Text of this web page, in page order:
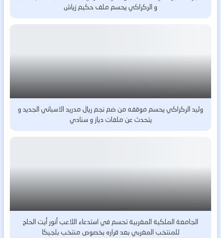
و الركراكي يحسم ملف حكيم زياش
وليد الركراكي يحسم موقفه من ضم نجم ريال مدريد الاسباني الجديد و
يتحدث عن ملفات دياز و سنادي
الجامعة الملكية المغربية تحسم في استدعاء اللاعب أنور أيت الحاج
للمنتخب المغربي بعد قراره بخصوص منتخب بلجيكا